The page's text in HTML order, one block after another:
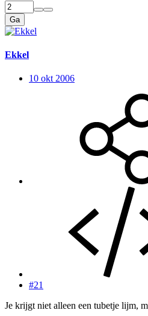
Ga
Ekkel
10 okt 2006
#21
Je krijgt niet alleen een tubetje lijm,